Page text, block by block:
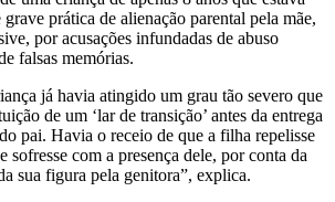
prática de alienação parental pela mãe,
por acusações infundadas de abuso
falsas memórias.
já havia atingido um grau tão severo que
de um ‘lar de transição’ antes da entrega
pai. Havia o receio de que a filha repelisse
com a presença dele, por conta da
sua figura pela genitora”, explica.